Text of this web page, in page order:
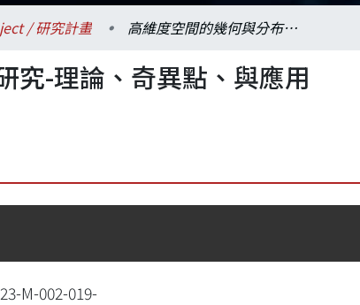
/ 研究計畫 高維度空間的幾何與分布之研究-理論、奇異點、與應用(4/4)
究-理論、奇異點、與應用
M-002-019-